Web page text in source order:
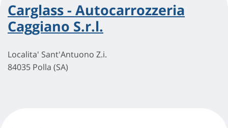
Carglass - Autocarrozzeria
Caggiano S.r.l.
Localita' Sant'Antuono Z.i.
84035 Polla (SA)